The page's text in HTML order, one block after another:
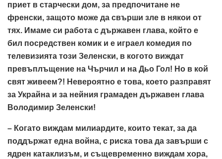
приет в старчески дом, за предпочитане не
френски, защото може да свърши зле в някои от
тях. Имаме си работа с държавен глава, който е
бил посредствен комик и е играел комедия по
телевизията този Зеленски, в когото виждат
превъплъщение на Чърчил и на Дьо Гол! Но в кой
свят живеем?! Невероятно е това, което разправят
за Украйна и за нейния грамаден държавен глава
Володимир Зеленски!
– Когато виждам милиардите, които текат, за да
поддържат една война, с риска това да завърши с
ядрен катаклизъм, и същевременно виждам хора,